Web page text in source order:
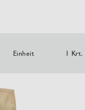
Einheit 1 Krt.